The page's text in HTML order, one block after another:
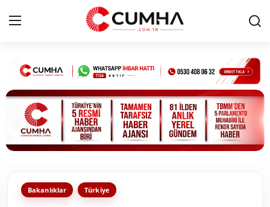
Kurumsal
Cumhurbaşkanlığı
Bakanlıklar
Siyasi Partiler
Bakanlıklar Türkiye